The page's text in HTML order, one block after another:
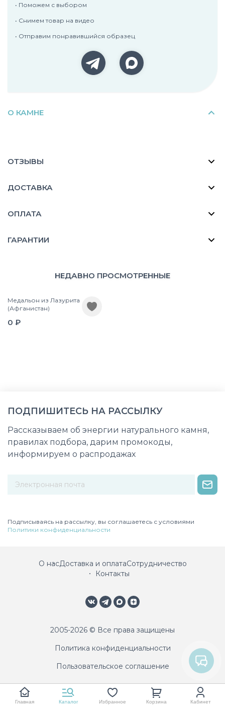
• Поможем с выбором
• Снимем товар на видео
• Отправим понравившийся образец
О КАМНЕ
ОТЗЫВЫ
ДОСТАВКА
ОПЛАТА
ГАРАНТИИ
НЕДАВНО ПРОСМОТРЕННЫЕ
Медальон из Лазурита
(Афганистан)
0 ₽
ПОДПИШИТЕСЬ НА РАССЫЛКУ
Рассказываем об энергии натурального камня,
правилах подбора, дарим промокоды,
информируем о распродажах
Подписываясь на рассылку, вы соглашаетесь с условиями
Политики конфиденциальности
О насДоставка и оплатаСотрудничество
Контакты
2005-2026 © Все права защищены
Политика конфиденциальности
Пользовательское соглашение
Главная Каталог Избранное Корзина Кабинет